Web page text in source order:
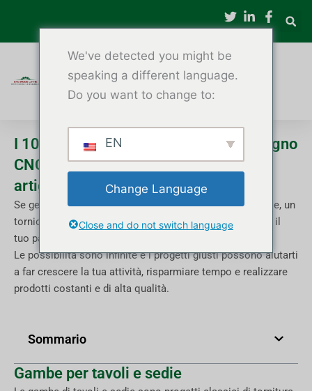
contenuto
I 10 migliori progetti di tornitura del legno
CNC per piccole officine e attività
artigianali
Se gestisci un piccolo laboratorio o un'attività artigianale, un
tornio per legno CNC è più di una semplice macchina: è il
tuo partner creativo.
Le possibilità sono infinite e i progetti giusti possono aiutarti
a far crescere la tua attività, risparmiare tempo e realizzare
prodotti costanti e di alta qualità.
Sommario
Gambe per tavoli e sedie
We've detected you might be
speaking a different language.
Do you want to change to:
EN
Change Language
Close and do not switch language